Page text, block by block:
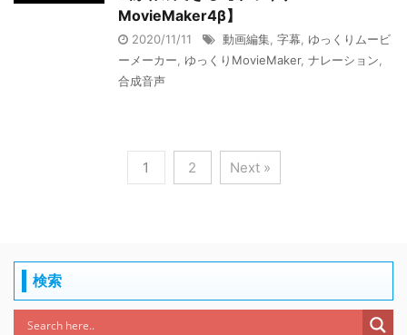
MovieMaker4β】
2020/11/11 動画編集 字幕
ゆっくりムービ
ーメーカー
ゆっくりMovieMaker, ナレーション
合成音声
1 2 Next »
検索